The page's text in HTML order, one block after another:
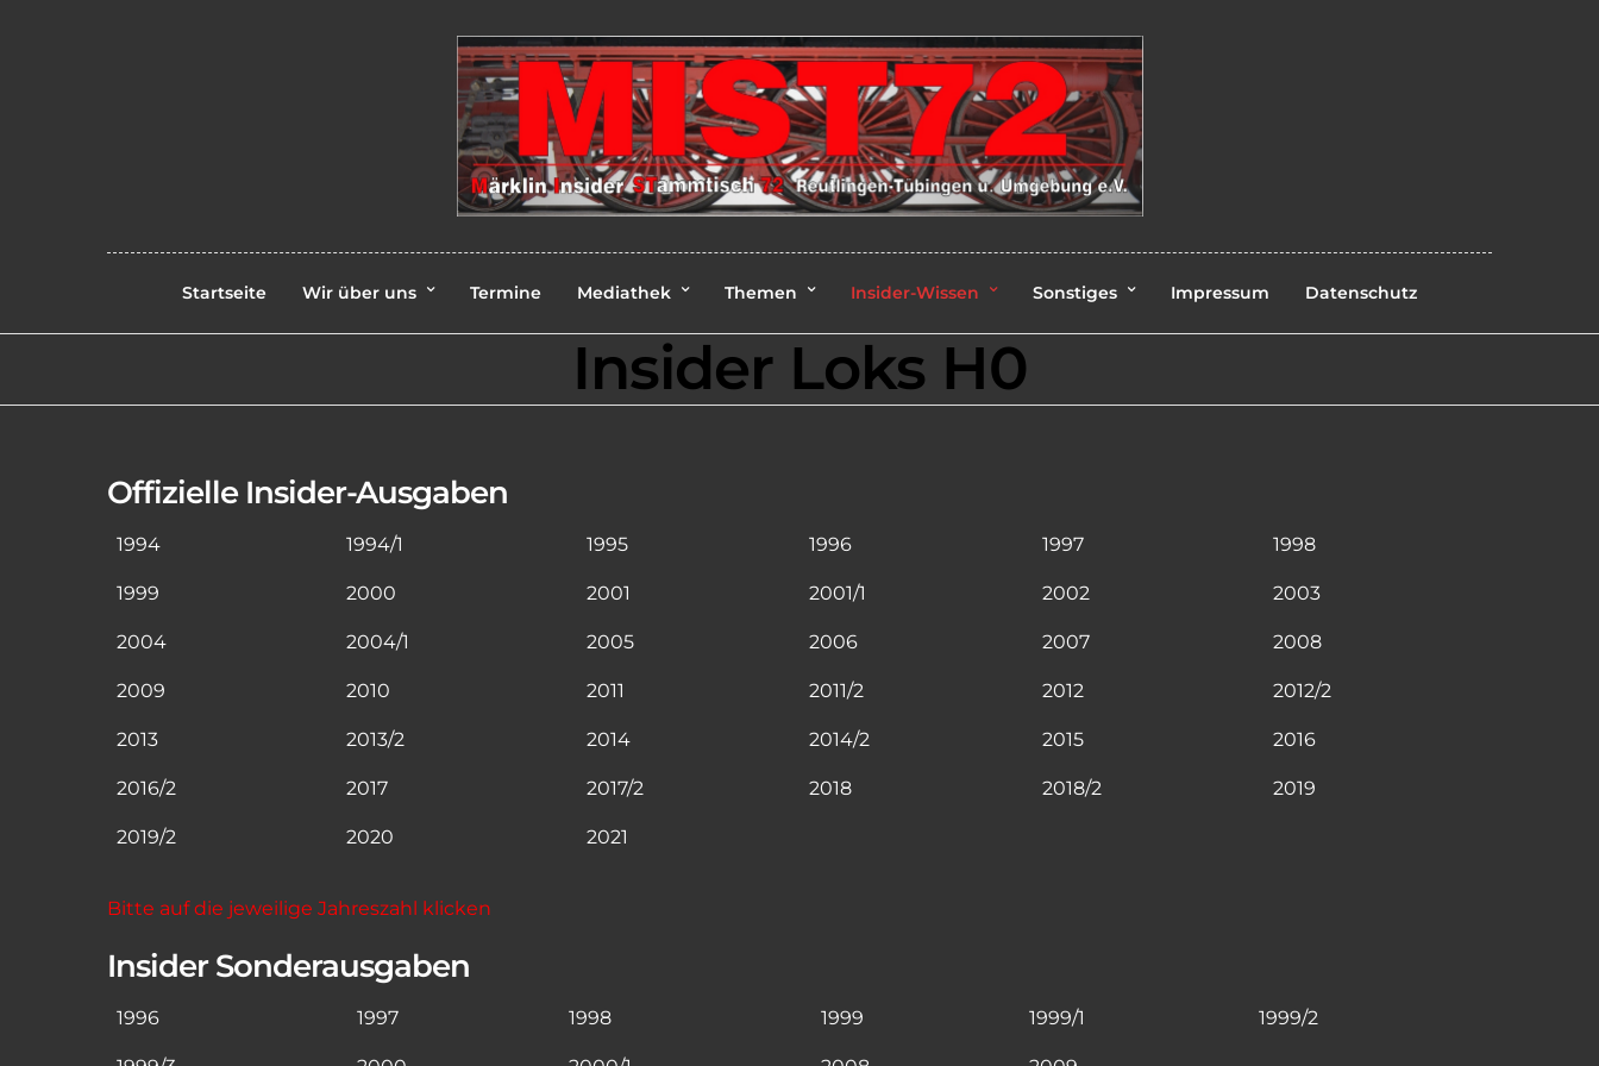
Startseite Wir über uns Termine Mediathek Themen Insider-Wissen Sonstiges Impressum Datenschutz
Insider Loks H0
Offizielle Insider-Ausgaben
1994 1994/1 1995 1996 1997 1998
1999 2000 2001 2001/1 2002 2003
2004 2004/1 2005 2006 2007 2008
2009 2010 2011 2011/2 2012 2012/2
2013 2013/2 2014 2014/2 2015 2016
2016/2 2017 2017/2 2018 2018/2 2019
2019/2 2020 2021
Bitte auf die jeweilige Jahreszahl klicken
Insider Sonderausgaben
1996 1997 1998 1999 1999/1 1999/2